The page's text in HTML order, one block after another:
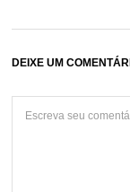
DEIXE UM